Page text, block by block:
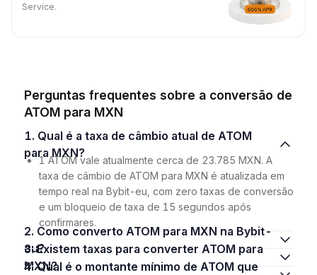
Service.
Perguntas frequentes sobre a conversão de
ATOM para MXN
1. Qual é a taxa de câmbio atual de ATOM
para MXN?
1 ATOM vale atualmente cerca de 23.785 MXN. A
taxa de câmbio de ATOM para MXN é atualizada em
tempo real na Bybit-eu, com zero taxas de conversão
e um bloqueio de taxa de 15 segundos após
confirmares.
2. Como converto ATOM para MXN na Bybit-
eu?
3. Existem taxas para converter ATOM para
MXN?
4. Qual é o montante mínimo de ATOM que